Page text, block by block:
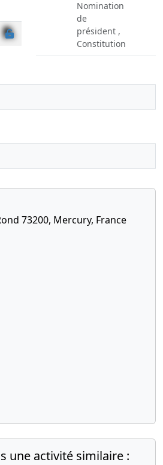
Nomination
de
président ,
Constitution
73200, Mercury, France
une activité similaire :